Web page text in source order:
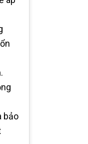
bảo